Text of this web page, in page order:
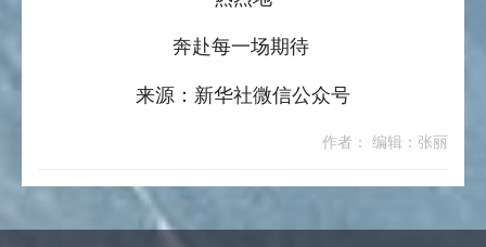
奔赴每一场期待
来源：新华社微信公众号
作者： 编辑：张丽